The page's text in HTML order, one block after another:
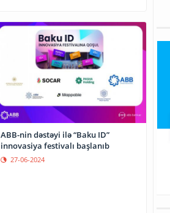
ABB-nin dəstəyi ilə “Baku ID”
innovasiya festivalı başlanıb
27-06-2024